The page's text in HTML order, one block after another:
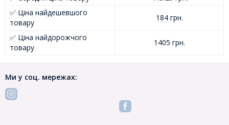
✅ Ціна найдешевшого
товару
184 грн.
✅ Ціна найдорожчого
товару
1405 грн.
Ми у соц. мережах: